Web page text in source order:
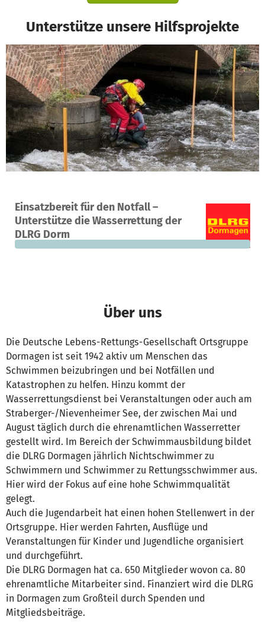
Unterstütze unsere Hilfsprojekte
Einsatzbereit für den Notfall –
Unterstütze die Wasserrettung der
DLRG Dorm
Ein Projekt in Dormagen, Deutschland
0
Spenden
0 % 1.775 €
fehlen noch
Über uns
Die Deutsche Lebens-Rettungs-Gesellschaft Ortsgruppe
Dormagen ist seit 1942 aktiv um Menschen das
Schwimmen beizubringen und bei Notfällen und
Katastrophen zu helfen. Hinzu kommt der
Wasserrettungsdienst bei Veranstaltungen oder auch am
Straberger-/Nievenheimer See, der zwischen Mai und
August täglich durch die ehrenamtlichen Wasserretter
gestellt wird. Im Bereich der Schwimmausbildung bildet
die DLRG Dormagen jährlich Nichtschwimmer zu
Schwimmern und Schwimmer zu Rettungsschwimmer aus.
Hier wird der Fokus auf eine hohe Schwimmqualität
gelegt.
Auch die Jugendarbeit hat einen hohen Stellenwert in der
Ortsgruppe. Hier werden Fahrten, Ausflüge und
Veranstaltungen für Kinder und Jugendliche organisiert
und durchgeführt.
Die DLRG Dormagen hat ca. 650 Mitglieder wovon ca. 80
ehrenamtliche Mitarbeiter sind. Finanziert wird die DLRG
in Dormagen zum Großteil durch Spenden und
Mitgliedsbeiträge.